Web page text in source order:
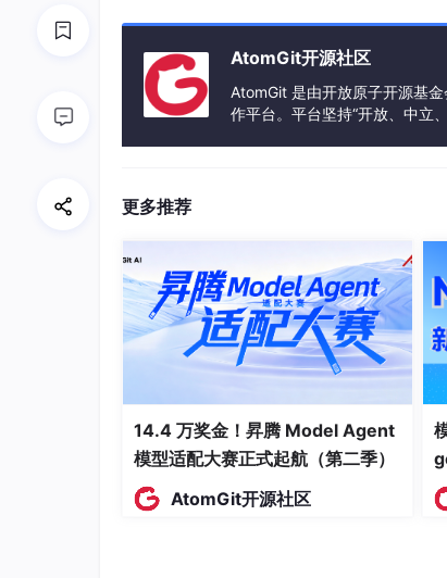
我们该如何用上 GPT 等顶尖
既然 API 这么方便，那我们直接去调用
理想很丰满，现实很骨感。当你真正去跑
AtomGit开源社区
AtomGit 是由开放原子开源基
作平台。平台坚持“开放、中立
更多推荐
14.4 万奖金！昇腾 Model Agent
模型适配大赛正式起航（第二季）
AtomGit开源社区